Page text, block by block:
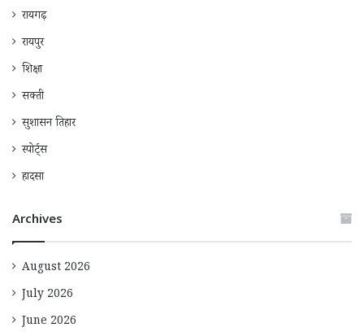
रायगढ़
रायपुर
शिक्षा
सक्ती
सुशासन तिहार
स्पोर्ट्स
हादसा
Archives
August 2026
July 2026
June 2026